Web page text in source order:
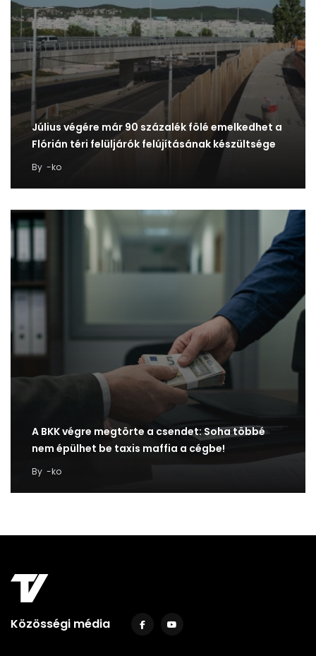
Július végére már 90 százalék fölé emelkedhet a
Flórián téri felüljárók felújításának készültsége
By -ko
A BKK végre megtörte a csendet: Soha többé
nem épülhet be taxis maffia a cégbe!
By -ko
Közösségi média